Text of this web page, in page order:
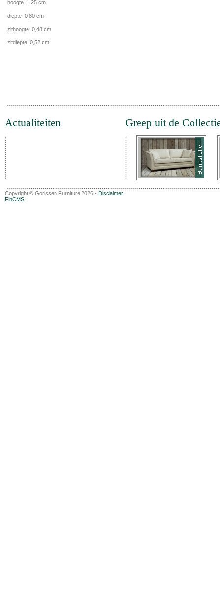
hoogte 1,25 cm
diepte 0,80 cm
zithoogte 0,48 cm
zitdiepte 0,52 cm
Actualiteiten Greep uit de
Copyright © Gorissen Furniture 2026 - Disclaimer
FinCMS